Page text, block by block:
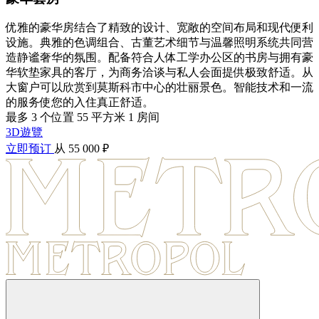
优雅的豪华房结合了精致的设计、宽敞的空间布局和现代便利
设施。典雅的色调组合、古董艺术细节与温馨照明系统共同营
造静谧奢华的氛围。配备符合人体工学办公区的书房与拥有豪
华软垫家具的客厅，为商务洽谈与私人会面提供极致舒适。从
大窗户可以欣赏到莫斯科市中心的壮丽景色。智能技术和一流
的服务使您的入住真正舒适。
最多 3 个位置 55 平方米 1 房间
3D遊覽
立即预订 从 55 000 ₽